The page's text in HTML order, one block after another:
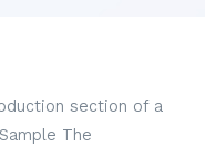
section of a
The